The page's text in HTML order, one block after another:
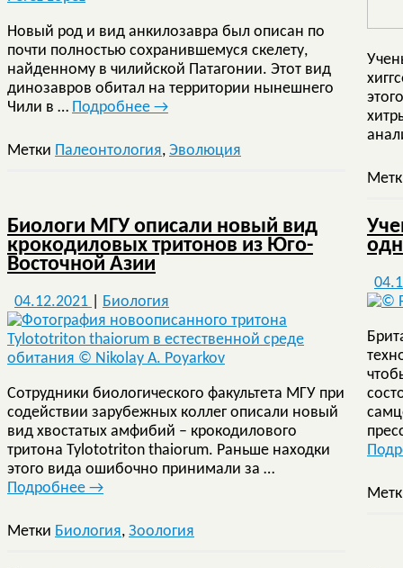
Новый род и вид анкилозавра был описан по
почти полностью сохранившемуся скелету,
найденному в чилийской Патагонии. Этот вид
динозавров обитал на территории нынешнего
Чили в … Подробнее →
Метки Палеонтология, Эволюция
Биологи МГУ описали новый вид
крокодиловых тритонов из Юго-
Восточной Азии
04.12.2021 Биология
Сотрудники биологического факультета МГУ при
содействии зарубежных коллег описали новый
вид хвостатых амфибий – крокодилового
тритона Tylototriton thaiorum. Раньше находки
этого вида ошибочно принимали за …
Подробнее →
Метки Биология, Зоология